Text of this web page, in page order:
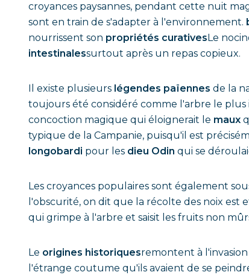
croyances paysannes, pendant cette nuit
sont en train de s'adapter à l'environnement.
nourrissent son propriétés curativesLe
intestinalessurtout après un repas copieux.
Il existe plusieurs légendes païennes de la
toujours été considéré comme l'arbre le
concoction magique qui éloignerait le maux
typique de la Campanie, puisqu'il est
longobardi pour les dieu Odin qui se
Les croyances populaires sont également
l'obscurité, on dit que la récolte des noix est
qui grimpe à l'arbre et saisit les fruits non
Le origines historiquesremontent à l'invasion
l'étrange coutume qu'ils avaient de se